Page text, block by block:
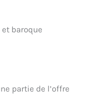
baroque
partie de l’offre